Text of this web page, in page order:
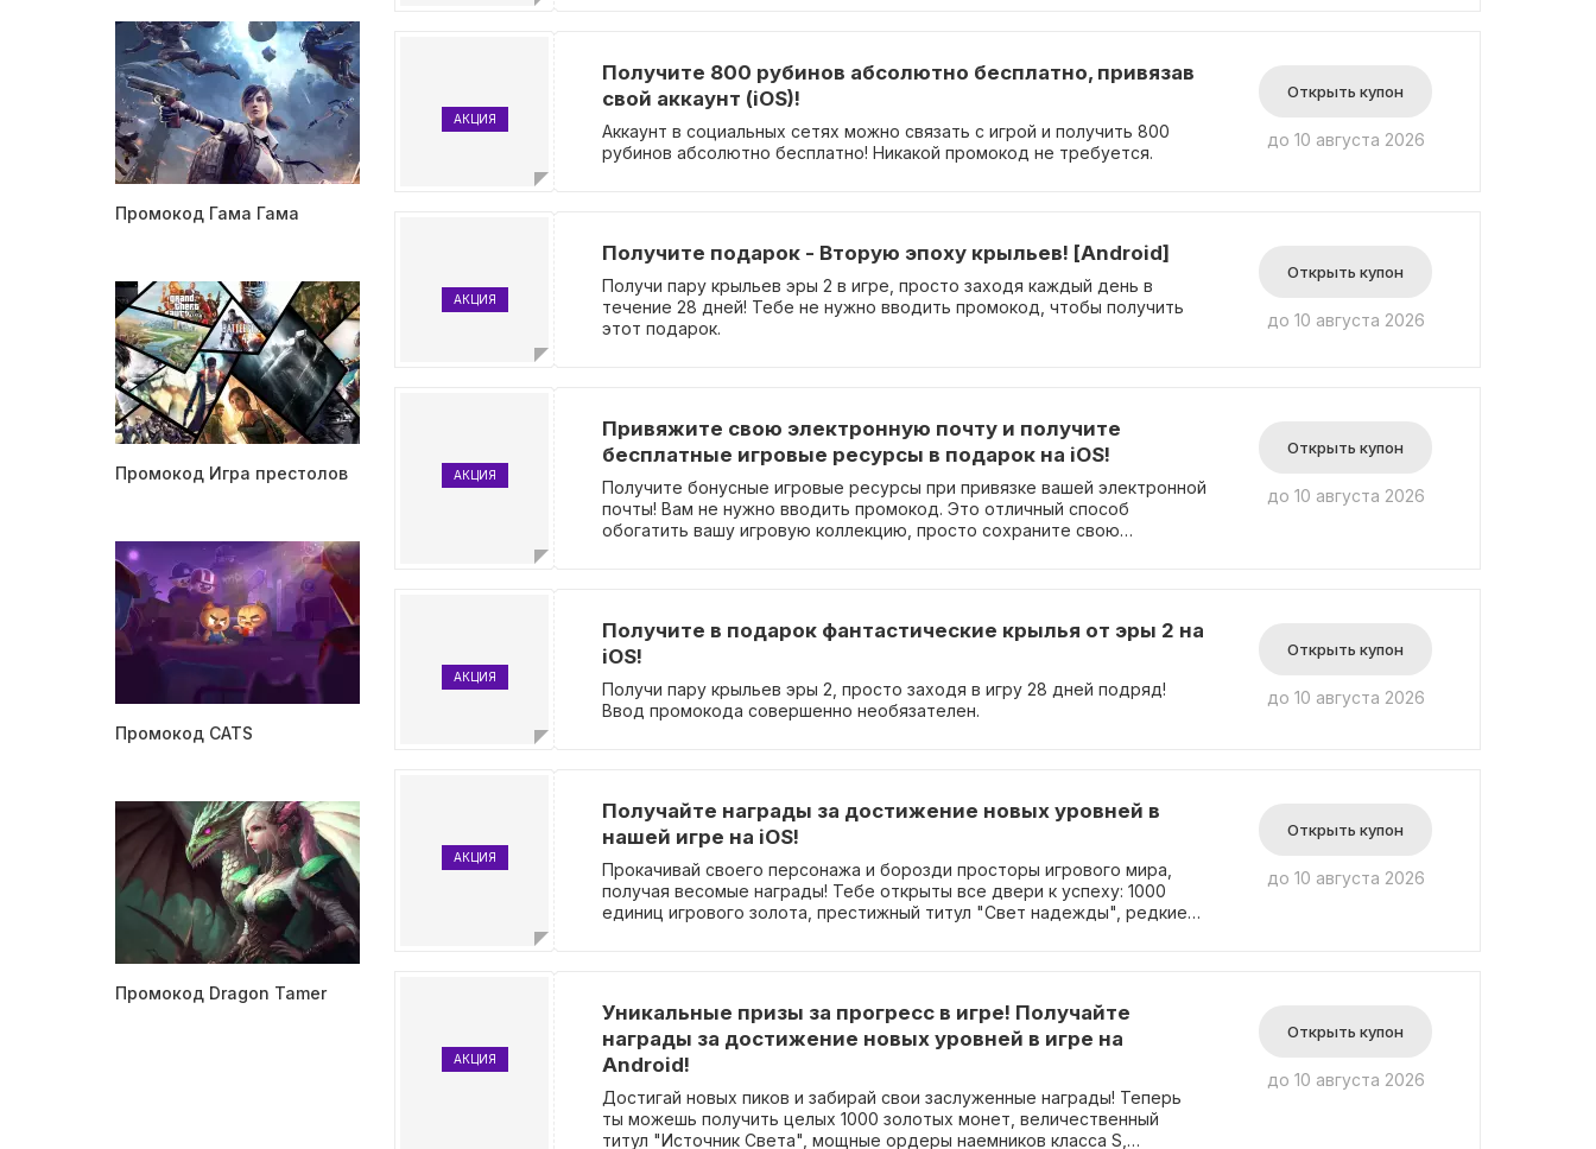
Промокод Гама Гама
Промокод Игра престолов
Промокод CATS
Промокод Dragon Tamer
АКЦИЯ
Получите 800 рубинов абсолютно бесплатно, привязав
свой аккаунт (iOS)!
Аккаунт в социальных сетях можно связать с игрой и получить 800
рубинов абсолютно бесплатно! Никакой промокод не требуется.
Открыть купон
до 10 августа 2026
АКЦИЯ
Получите подарок - Вторую эпоху крыльев! [Android]
Получи пару крыльев эры 2 в игре, просто заходя каждый день в
течение 28 дней! Тебе не нужно вводить промокод, чтобы получить
этот подарок.
Открыть купон
до 10 августа 2026
АКЦИЯ
Привяжите свою электронную почту и получите
бесплатные игровые ресурсы в подарок на iOS!
Получите бонусные игровые ресурсы при привязке вашей электронной
почты! Вам не нужно вводить промокод. Это отличный способ
обогатить вашу игровую коллекцию, просто сохраните свою
Открыть купон
до 10 августа 2026
АКЦИЯ
Получите в подарок фантастические крылья от эры 2 на
iOS!
Получи пару крыльев эры 2, просто заходя в игру 28 дней подряд!
Ввод промокода совершенно необязателен.
Открыть купон
до 10 августа 2026
АКЦИЯ
Получайте награды за достижение новых уровней в
нашей игре на iOS!
Прокачивай своего персонажа и борозди просторы игрового мира,
получая весомые награды! Тебе открыты все двери к успеху: 1000
единиц игрового золота, престижный титул "Свет надежды", редкие
Открыть купон
до 10 августа 2026
АКЦИЯ
Уникальные призы за прогресс в игре! Получайте
награды за достижение новых уровней в игре на
Android!
Достигай новых пиков и забирай свои заслуженные награды! Теперь
ты можешь получить целых 1000 золотых монет, величественный
титул "Источник Света", мощные ордеры наемников класса S,
Открыть купон
до 10 августа 2026